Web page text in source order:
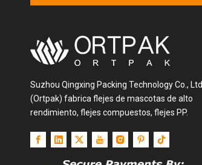
Industria de elaboración de la lata
Suzhou Qingxing Packing Technology Co., Ltd.
(Ortpak) fabrica flejes de mascotas de alto
rendimiento, flejes compuestos, flejes PP.